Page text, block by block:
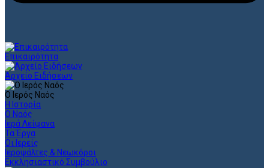
Επικαιρότητα
Αρχείο Ειδήσεων
Ο Ιερός Ναός
Η Ιστορία
Ο Ναός
Ιερά Λείψανα
Τα Έργα
Οι Ιερείς
Ιεροψάλτες & Νεωκόροι
Εκκλησιαστικό Συμβούλιο